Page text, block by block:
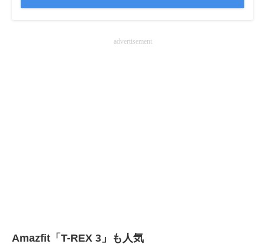
advertisement
Amazfit「T-REX 3」も人気